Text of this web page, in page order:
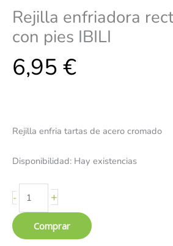
Rejilla enfriadora
con pies IBILI
6,95 €
Rejilla enfria tartas de acero cromado
Disponibilidad: Hay existencias
- +
Comprar